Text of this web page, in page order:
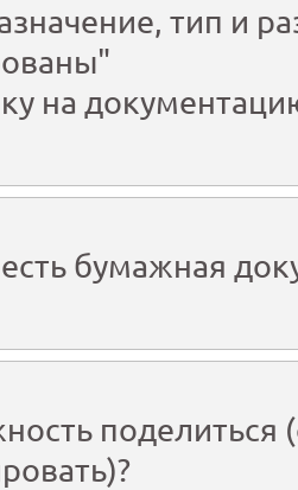
тип и
на
бумажная
поделиться